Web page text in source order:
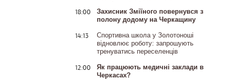
18:00
Захисник Зміїного повернувся з
полону додому на Черкащину
14:13
Спортивна школа у Золотоноші
відновлює роботу: запрошують
тренуватись переселенців
12:00
Як працюють медичні заклади в
Черкасах?